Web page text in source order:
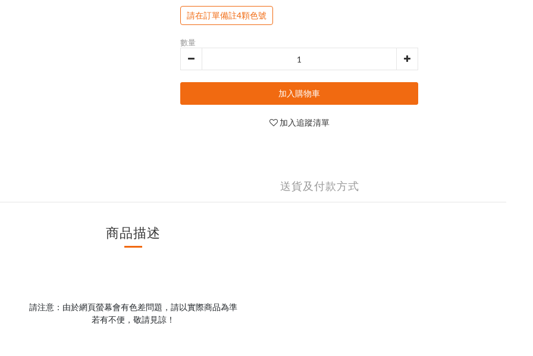
請在訂單備註4顆色號
數量
加入購物車
加入追蹤清單
送貨及付款方式
商品描述
請注意：由於網頁螢幕會有色差問題，請以實際商品為準
若有不便，敬請見諒！